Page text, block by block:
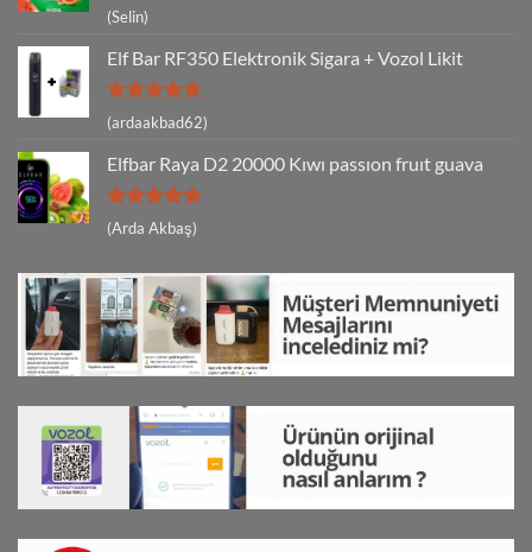
5 üzerinden
5
oy aldı
(Selin)
Elf Bar RF350 Elektronik Sigara + Vozol Likit
5 üzerinden
5
(ardaakbad62)
Elfbar Raya D2 20000 Kıwı passıon fruıt guava
5 üzerinden
5
(Arda Akbaş)